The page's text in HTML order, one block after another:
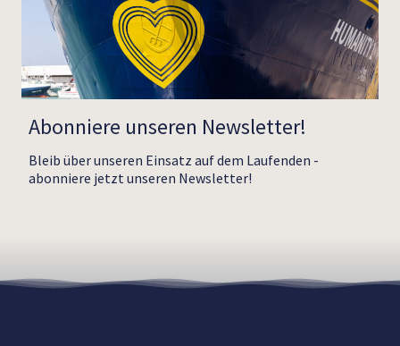
Abonniere unseren Newsletter!
Bleib über unseren Einsatz auf dem Laufenden -
abonniere jetzt unseren Newsletter!